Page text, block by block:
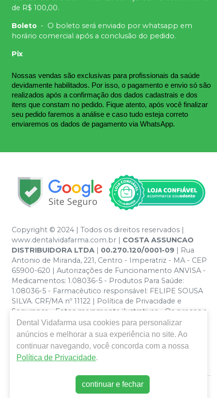
de R$ 100,00.
Boleto - O boleto será enviado por whatsapp em
horário comercial após a conclusão do pedido.
Pix
Nossas vendas são exclusivas para profissionais da saúde
devidamente habilitados. Por isso, o pagamento e envio só são
realizados após a confirmação dos dados cadastrais e dos
itens que constam no pedido. Fique atento, após você finalizar
seu pedido faremos a análise e caso tudo esteja correto
enviaremos os dados de pagamento via WhatsApp.
Copyright © 2024 | Todos os direitos reservados |
www.dentalvidafarma.com.br | COSTA ASSUNCAO
DISTRIBUIDORA LTDA | 00.270.120/0001-09 | Rua
Antonio de Miranda, 221, Centro - Imperatriz - MA - CEP
65900-620 | Autorizações de Funcionamento ANVISA -
Medicamentos: 1.08036-5 - Produtos Para Saúde:
1.08036-5 - Farmacêutico responsável: FELIPE SOUSA
SILVA. CRF/MA nº 11122 | Política de Privacidade e
Segurança - Fotos meramente ilustrativas - Os preços e
condições da loja virtual estão sujeitos a alterações. Em
caso de divergência de preços no site, o valor válido é o
do Carrinho de Compra. Não vendemos por atacado
por isso nos reservamos o direito de não atender
compras de grandes volumes pelo site.
E-commerce produzido porSou Odonto Ecommerce
Dental Vidafarma usa cookies para personalizar
anúncios e melhorar a sua experiência no site. Ao
continuar navegando, você concorda com a nossa
Política de Privacidade.
continuar e fechar